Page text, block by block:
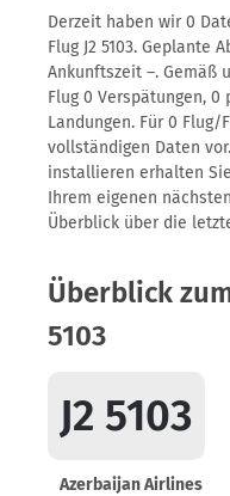
Derzeit haben wir 0
Flug J2 5103. Geplante
Ankunftszeit –. Gemäß
Flug 0 Verspätungen,
Landungen. Für 0
vollständigen Daten
installieren erhalten
Ihrem eigenen
Überblick über die
Überblick
5103
J2 5103
Azerbaijan Airlines